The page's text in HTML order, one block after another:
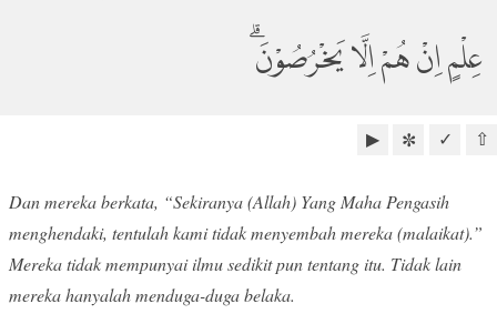
عِلْمٍ اِنْ هُمْ اِلَّا يَخْرُصُوْنَۗ
⇧
✓
✼
▶
Dan mereka berkata, “Sekiranya (Allah) Yang Maha Pengasih
menghendaki, tentulah kami tidak menyembah mereka (malaikat).”
Mereka tidak mempunyai ilmu sedikit pun tentang itu. Tidak lain
mereka hanyalah menduga-duga belaka.